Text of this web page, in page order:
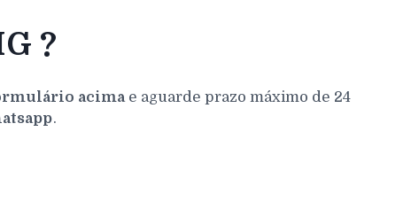
?
acima e aguarde prazo máximo de 24
.